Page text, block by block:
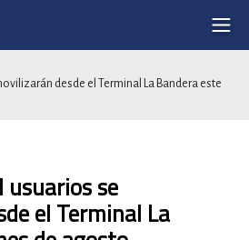
desde el Terminal La Bandera este
se
el Terminal La